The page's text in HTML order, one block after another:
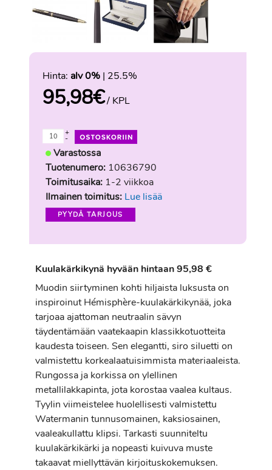
Hinta: alv 0% | 25.5%
95,98€/ KPL
-
+
Varastossa
Tuotenumero: 10636790
Toimitusaika: 1-2 viikkoa
Ilmainen toimitus: Lue lisää
PYYDÄ TARJOUS
Kuulakärkikynä hyvään hintaan 95,98 €
Muodin siirtyminen kohti hiljaista luksusta on
inspiroinut Hémisphère-kuulakärkikynää, joka
tarjoaa ajattoman neutraalin sävyn
täydentämään vaatekaapin klassikkotuotteita
kaudesta toiseen. Sen elegantti, siro siluetti on
valmistettu korkealaatuisimmista materiaaleista.
Rungossa ja korkissa on ylellinen
metallilakkapinta, jota korostaa vaalea kultaus.
Tyylin viimeistelee huolellisesti valmistettu
Watermanin tunnusomainen, kaksiosainen,
vaaleakullattu klipsi. Tarkasti suunniteltu
kuulakärkikärki ja nopeasti kuivuva muste
takaavat miellyttävän kirjoituskokemuksen.